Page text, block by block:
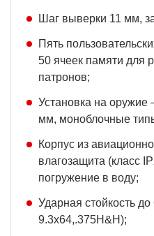
Шаг выверки 11 мм,
Пять
50 ячеек памяти для
патронов;
Установка на оружие
мм, моноблочные
Корпус из
влагозащита (класс
погружение в воду;
Ударная стойкость
9.3x64,.375H&H);